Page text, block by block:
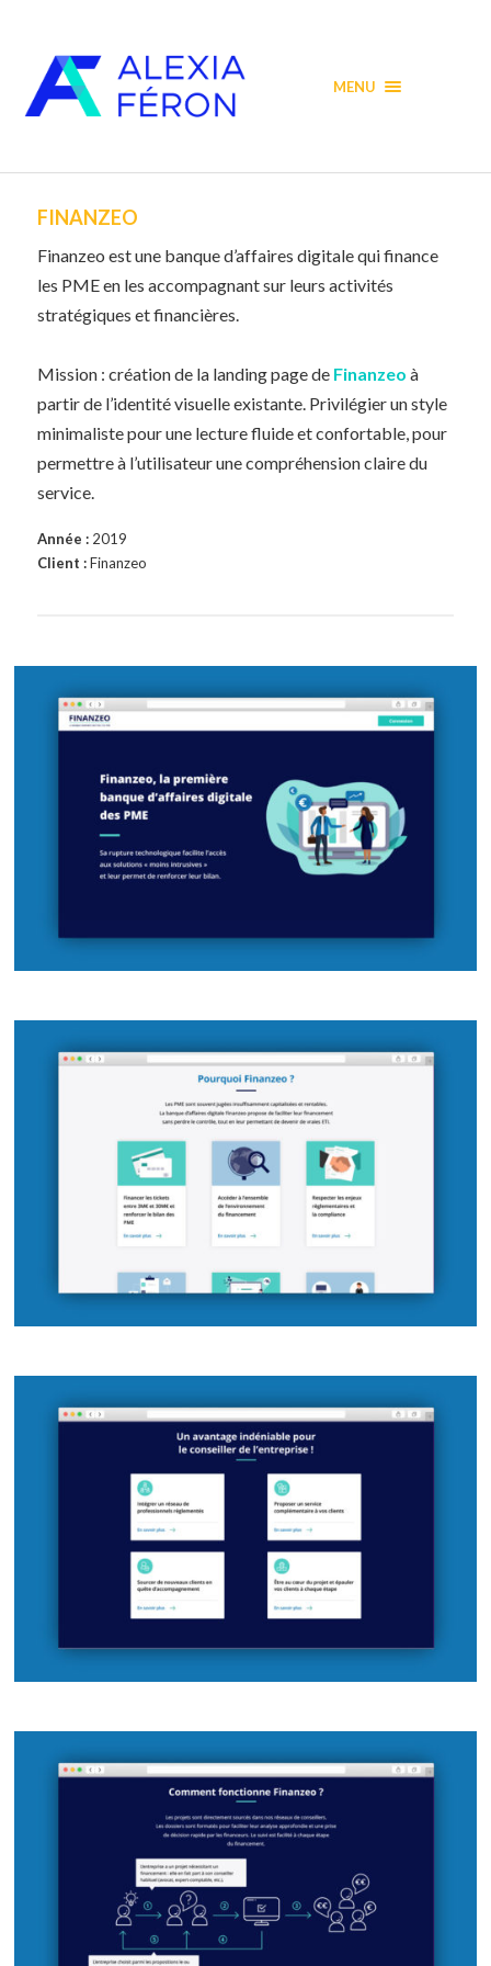
MENU
FINANZEO
Finanzeo est une banque d’affaires digitale qui finance
les PME en les accompagnant sur leurs activités
stratégiques et financières.
Mission : création de la landing page de Finanzeo à
partir de l’identité visuelle existante. Privilégier un style
minimaliste pour une lecture fluide et confortable, pour
permettre à l’utilisateur une compréhension claire du
service.
Année :2019
Client :Finanzeo